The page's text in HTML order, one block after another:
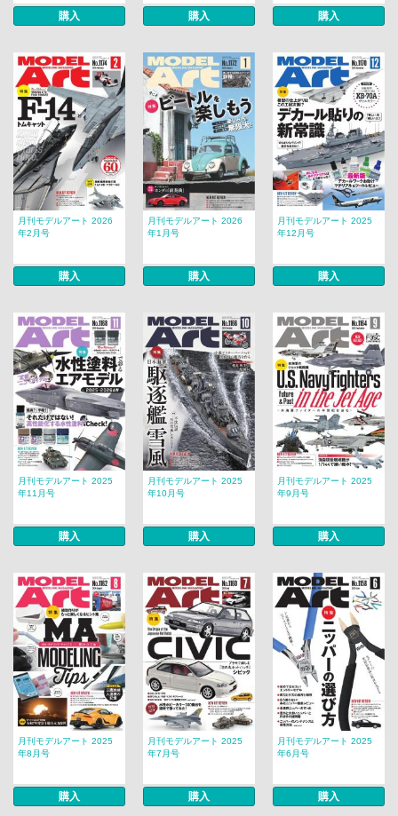
購入 購入 購入
月刊モデルアート 2026
年2月号
購入
月刊モデルアート 2026
年1月号
購入
月刊モデルアート 2025
年12月号
購入
月刊モデルアート 2025
年11月号
購入
月刊モデルアート 2025
年10月号
購入
月刊モデルアート 2025
年9月号
購入
月刊モデルアート 2025
年8月号
購入
月刊モデルアート 2025
年7月号
購入
月刊モデルアート 2025
年6月号
購入